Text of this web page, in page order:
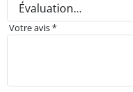
Votre avis*